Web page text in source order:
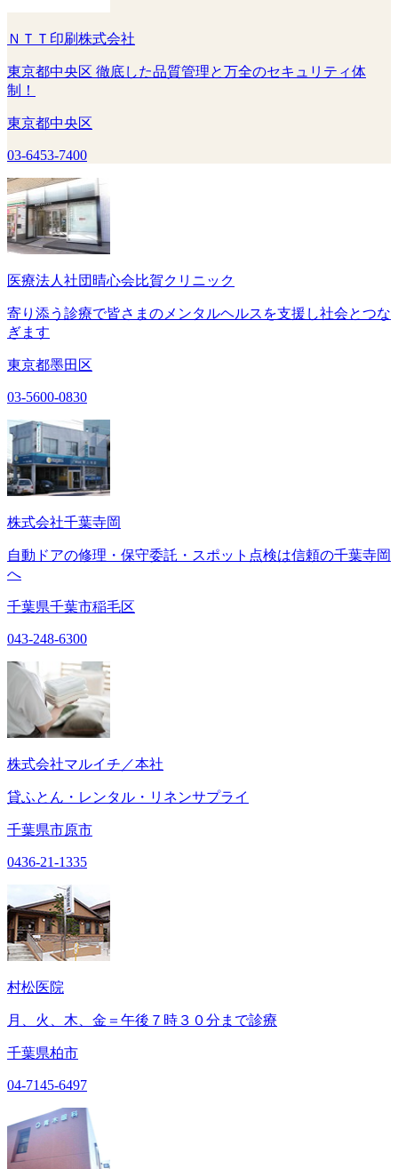
ＮＴＴ印刷株式会社
東京都中央区 徹底した品質管理と万全のセキュリティ体
制！
東京都中央区
03-6453-7400
医療法人社団晴心会比賀クリニック
寄り添う診療で皆さまのメンタルヘルスを支援し社会とつな
ぎます
東京都墨田区
03-5600-0830
株式会社千葉寺岡
自動ドアの修理・保守委託・スポット点検は信頼の千葉寺岡
へ
千葉県千葉市稲毛区
043-248-6300
株式会社マルイチ／本社
貸ふとん・レンタル・リネンサプライ
千葉県市原市
0436-21-1335
村松医院
月、火、木、金＝午後７時３０分まで診療
千葉県柏市
04-7145-6497